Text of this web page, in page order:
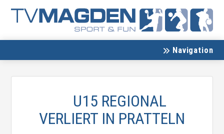
Navigation
U15 REGIONAL
VERLIERT IN PRATTELN